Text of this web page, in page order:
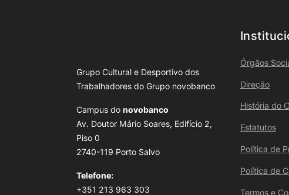
Grupo Cultural e Desportivo dos
Campus donovobanco
Av. Doutor Mário Soares, Edifício 2,
Piso 0
Órgãos
Direção
História do
Estatutos
Política de
Política de